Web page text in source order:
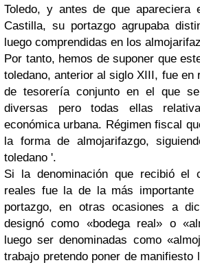
Toledo, y antes de que apareciera
Castilla, su portazgo agrupaba
luego comprendidas en los
Por tanto, hemos de suponer que
toledano, anterior al siglo XIII, fue en
de tesorería conjunto en el que
diversas pero todas ellas
económica urbana. Régimen fiscal
la forma de almojarifazgo,
toledano '.
Si la denominación que recibió el
reales fue la de la más
portazgo, en otras ocasiones a
designó como «bodega real» o
luego ser denominadas como
trabajo pretendo poner de manifiesto